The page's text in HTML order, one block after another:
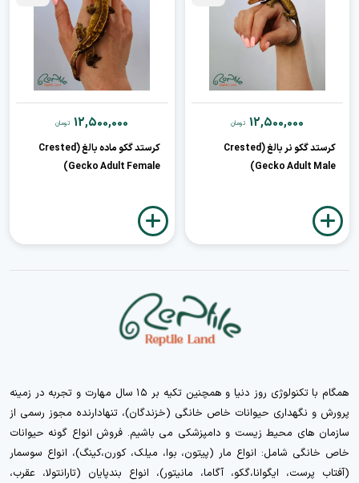
12,500,000 تومان
کرستد گکو نر بالغ (Crested
Gecko Adult Male)
12,500,000 تومان
کرستد گکو ماده بالغ (Crested
Gecko Adult Female)
همگام با تکنولوژی روز دنیا و همچنین تکیه بر ۱۵ سال مهارت و تجربه در زمینه
پرورش و نگهداری حیوانات خاص خانگی (خزندگان)، تنهادارنده مجوز رسمی از
سازمان های محیط زیست و دامپزشکی می باشیم. فروش انواع گونه حیوانات
خاص خانگی شامل: انواع مار (پیتون، بوا، میلک، کورن،کینگ)، انواع سوسمار
(آفتاب پرست، ایگوانا،گکو، آگاما، مانیتور)، انواع بندپایان (تارانتولا، عقرب،